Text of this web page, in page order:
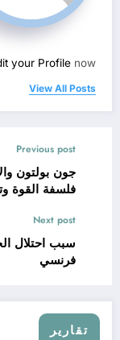
your Profile now.
View All Posts
Previous post
جون بولتون
فلسفة القوة
Next post
فرنسي
تقارير